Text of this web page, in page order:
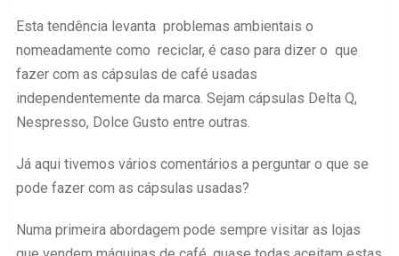
Esta tendência levanta problemas ambientais o
nomeadamente como reciclar, é caso para dizer o que
fazer com as cápsulas de café usadas
independentemente da marca. Sejam cápsulas Delta Q,
Nespresso, Dolce Gusto entre outras.
Já aqui tivemos vários comentários a perguntar o que se
pode fazer com as cápsulas usadas?
Numa primeira abordagem pode sempre visitar as lojas